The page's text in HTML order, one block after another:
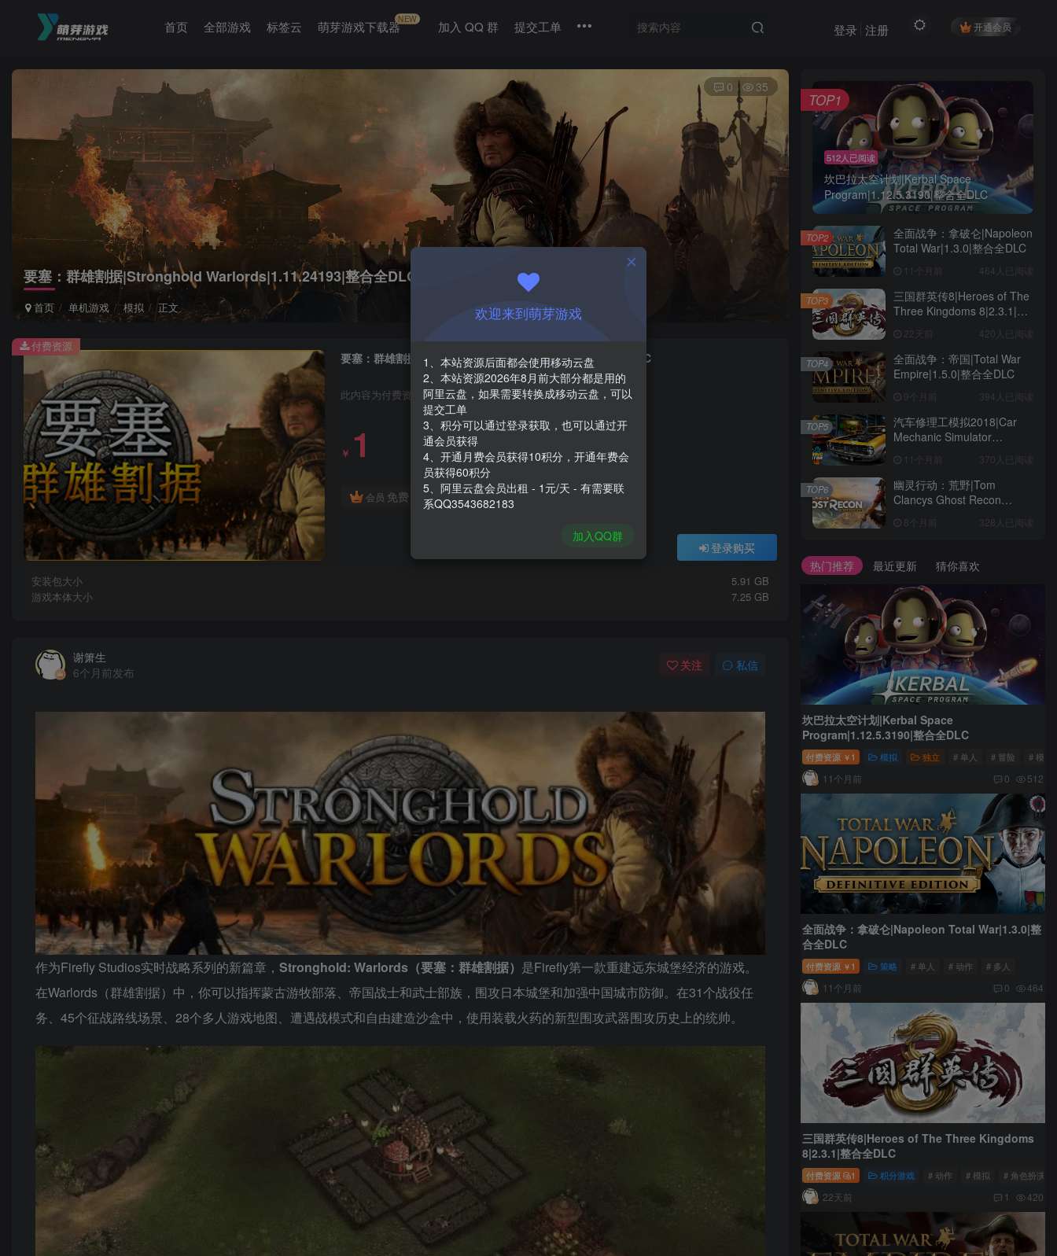
首页 全部游戏 标签云 萌芽游戏下载器NEW 加入 QQ 群 提交工单 开通会员
登录 注册
要塞：群雄割据|Stronghold Warlords|1.11.24193|整合全DLC
首页 单机游戏 模拟 正文
0 35
要塞：群雄割据|Stronghold Warlords|1.11.24193|整合全DLC
此内容为付费资源，请付费后查看
￥ 1
会员 免费
登录购买
安装包大小
5.91 GB
游戏本体大小
7.25 GB
付费资源
谢箫生
6个月前发布
关注 私信
作为Firefly Studios实时战略系列的新篇章， Stronghold: Warlords（要塞：群雄割据） 是Firefly第一款重建远东城堡经济的游戏。
在Warlords（群雄割据）中，你可以指挥蒙古游牧部落、帝国战士和武士部族，围攻日本城堡和加强中国城市防御。在31个战役任
务、45个征战路线场景、28个多人游戏地图、遭遇战模式和自由建造沙盒中，使用装载火药的新型围攻武器围攻历史上的统帅。
512人已阅读
坎巴拉太空计划|Kerbal Space
Program|1.12.5.3190|整合全DLC
TOP1
全面战争：拿破仑|Napoleon
Total War|1.3.0|整合全DLC
11个月前 464人已阅读
TOP2
三国群英传8|Heroes of The
Three Kingdoms 8|2.3.1|整
22天前 420人已阅读
TOP3
全面战争：帝国|Total War
Empire|1.5.0|整合全DLC
9个月前 394人已阅读
TOP4
汽车修理工模拟2018|Car
Mechanic Simulator
11个月前 370人已阅读
TOP5
幽灵行动：荒野|Tom
Clancys Ghost Recon
DLC8个月前 328人已阅读
TOP6
热门推荐 最近更新 猜你喜欢
坎巴拉太空计划|Kerbal Space
Program|1.12.5.3190|整合全DLC
付费资源 ￥ 1 模拟 独立 # 单人 # 冒险 # 模拟
11个月前 0 512
全面战争：拿破仑|Napoleon Total War|1.3.0|整
合全DLC
付费资源 ￥ 1 策略 # 单人 # 动作 # 多人
11个月前 0 464
三国群英传8|Heroes of The Three Kingdoms
8|2.3.1|整合全DLC
付费资源 1 积分游戏 # 动作 # 模拟 # 角色扮演
22天前 1 420
欢迎来到萌芽游戏
1、本站资源后面都会使用移动云盘
2、本站资源2026年8月前大部分都是用的
阿里云盘，如果需要转换成移动云盘，可以
提交工单
3、积分可以通过登录获取，也可以通过开
通会员获得
4、开通月费会员获得10积分，开通年费会
员获得60积分
5、阿里云盘会员出租 - 1元/天 - 有需要联
系QQ3543682183
加入QQ群